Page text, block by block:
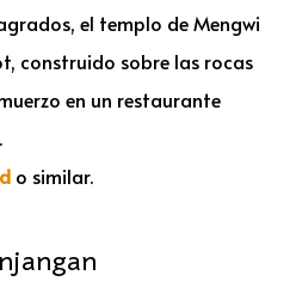
el templo de Mengwi
construido sobre las rocas
en un restaurante
o similar.